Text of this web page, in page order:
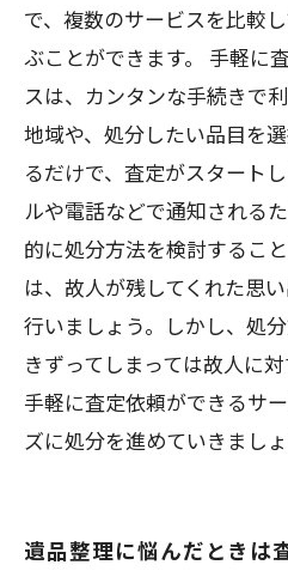
で、複数のサービスを比較
ぶことができます。 手軽に
スは、カンタンな手続きで
地域や、処分したい品目を
るだけで、査定がスタート
ルや電話などで通知される
的に処分方法を検討するこ
は、故人が残してくれた思
行いましょう。しかし、処
きずってしまっては故人に
手軽に査定依頼ができるサ
ズに処分を進めていきましょ
遺品整理に悩んだときは